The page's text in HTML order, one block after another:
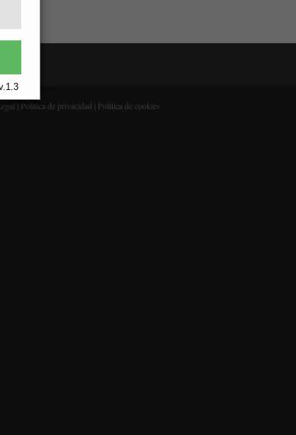
| Politica de privacidad | Politica de cookies